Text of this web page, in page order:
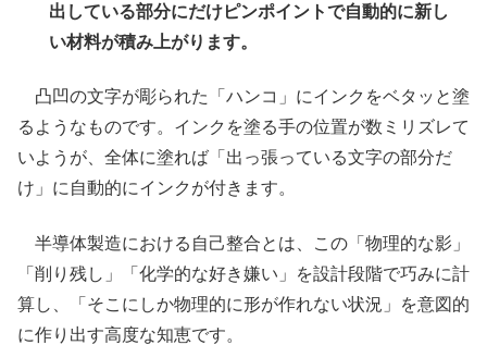
出している部分にだけピンポイントで自動的に新し
い材料が積み上がります。
凸凹の文字が彫られた「ハンコ」にインクをベタッと塗
るようなものです。インクを塗る手の位置が数ミリズレて
いようが、全体に塗れば「出っ張っている文字の部分だ
け」に自動的にインクが付きます。
半導体製造における自己整合とは、この「物理的な影」
「削り残し」「化学的な好き嫌い」を設計段階で巧みに計
算し、「そこにしか物理的に形が作れない状況」を意図的
に作り出す高度な知恵です。